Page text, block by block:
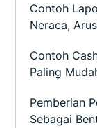
Contoh
Neraca,
Contoh
Paling
Pemberian
Sebagai